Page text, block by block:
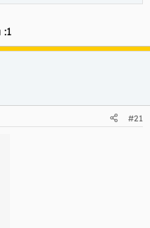
el aire :-o
#21